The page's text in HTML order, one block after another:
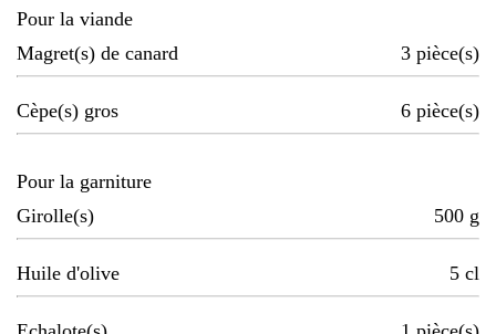
Pour la viande
Magret(s) de canard
3 pièce(s)
Cèpe(s) gros 6 pièce(s)
Pour la garniture
Girolle(s)
500 g
Huile d'olive 5 cl